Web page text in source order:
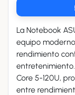
La Notebook
equipo
rendimiento
Core 5-120U,
entre